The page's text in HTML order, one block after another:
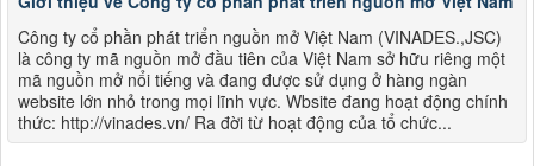
Công ty cổ phần phát triển nguồn mở Việt Nam (VINADES.,JSC)
là công ty mã nguồn mở đầu tiên của Việt Nam sở hữu riêng một
mã nguồn mở nổi tiếng và đang được sử dụng ở hàng ngàn
website lớn nhỏ trong mọi lĩnh vực. Wbsite đang hoạt động chính
thức: http://vinades.vn/ Ra đời từ hoạt động của tổ chức...